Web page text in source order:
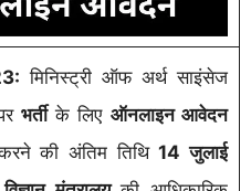
मिनिस्ट्री ऑफ अर्थ साइंसेज
भर्तीके लिए ऑनलाइन आवेदन
की अंतिम तिथि14 जुलाई